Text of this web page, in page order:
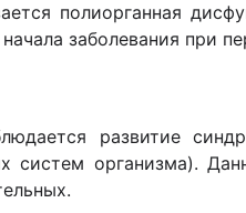
полиорганная
заболевания при
развитие
систем организма).